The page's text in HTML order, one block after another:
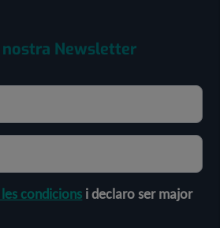
Newsletter
condicions i declaro ser major